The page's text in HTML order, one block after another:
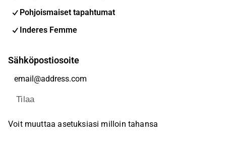
Pohjoismaiset tapahtumat
Inderes Femme
Sähköpostiosoite
Tilaa
Voit muuttaa asetuksiasi milloin tahansa